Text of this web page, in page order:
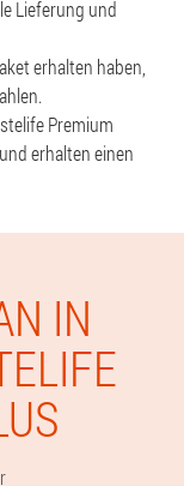
Lieferung und
erhalten haben,
Premium
erhalten einen
IN